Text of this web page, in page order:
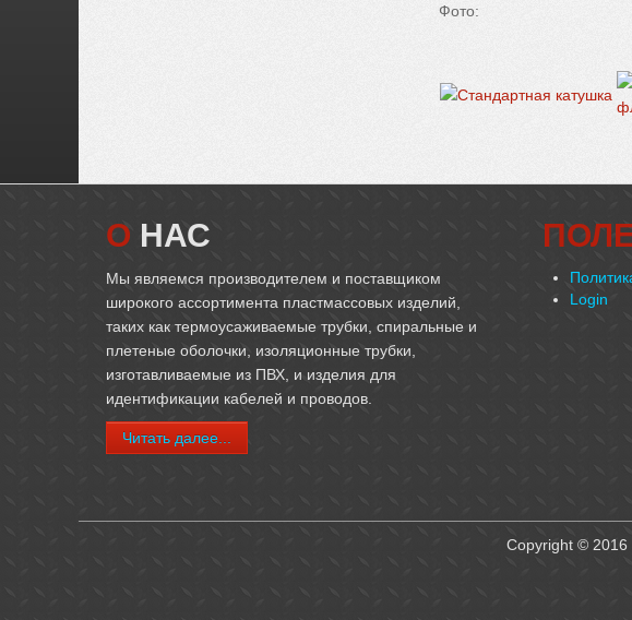
Фото:
О НАС
Мы являемся производителем и поставщиком
широкого ассортимента пластмассовых изделий,
таких как термоусаживаемые трубки, спиральные и
плетеные оболочки, изоляционные трубки,
изготавливаемые из ПВХ, и изделия для
идентификации кабелей и проводов.
Читать далее...
Login
Copyright © 2016